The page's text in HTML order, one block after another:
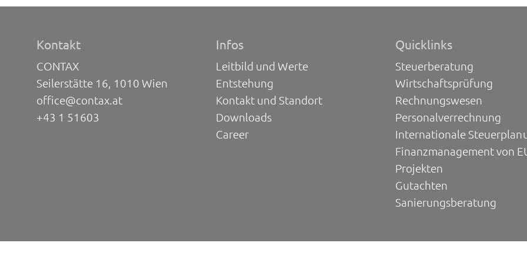
Kontakt
CONTAX
Seilerstätte 16, 1010 Wien
office@contax.at
+43 1 51603
Infos
Leitbild und Werte
Entstehung
Kontakt und Standort
Downloads
Career
Quicklinks
Steuerberatung
Wirtschaftsprüfung
Rechnungswesen
Personalverrechnung
Internationale
Finanzmanagement von
Projekten
Gutachten
Sanierungsberatung